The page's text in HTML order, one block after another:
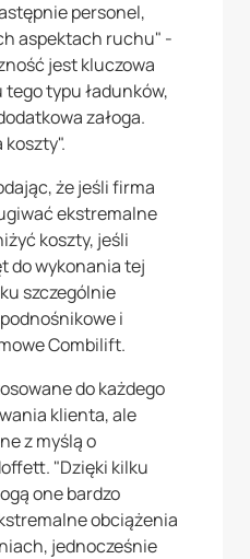
personel,
aspektach ruchu" -
jest kluczowa
typu ładunków,
załoga.
że jeśli firma
ekstremalne
koszty, jeśli
do wykonania tej
szczególnie
i
Combilift.
do każdego
klienta, ale
z myślą o
"Dzięki kilku
one bardzo
obciążenia
jednocześnie